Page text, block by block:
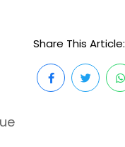
Share This Article: